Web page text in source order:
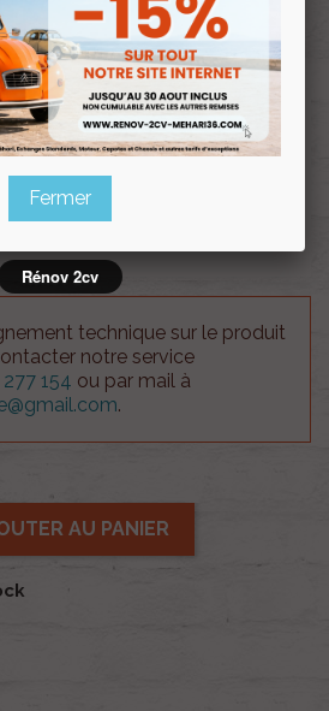
Souscrire
au clubRenov 2cv
2 banquettes 2cv en Velours
technique sur le produit
notre service
154 ou par mail à
.
AU PANIER
Fermer
Rénov 2cv